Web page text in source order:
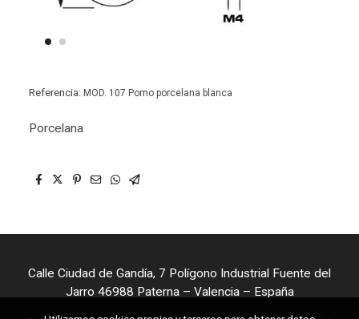
Referencia: MOD. 107 Pomo porcelana blanca
Porcelana
Calle Ciudad de Gandía, 7 Polígono Industrial Fuente del
Jarro 46988 Paterna – Valencia – España